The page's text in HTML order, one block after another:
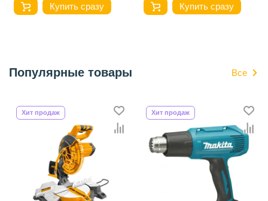
Купить сразу Купить сразу
Популярные товары Все
Хит продаж Хит продаж